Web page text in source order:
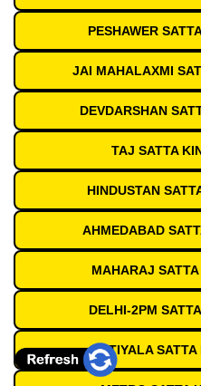
PESHAWER
JAI MAHALAXMI
DEVDARSHAN
TAJ SATTA
HINDUSTAN
AHMEDABAD
MAHARAJ
DELHI-2PM
PATIYALA